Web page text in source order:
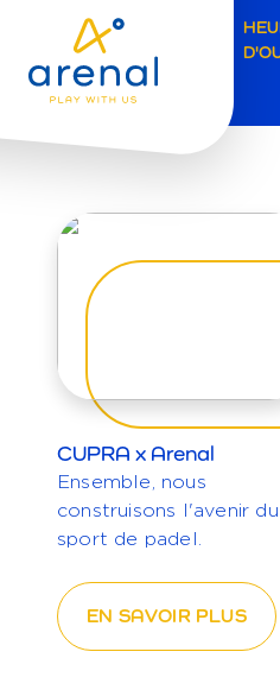
CUPRA x Arenal
Ensemble, nous
construisons l'avenir du
sport de padel.
EN SAVOIR PLUS